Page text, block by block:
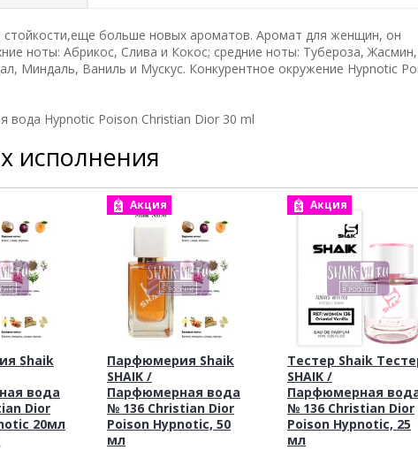
больше новых ароматов. Аромат для женщин, он
ноты: Абрикос, Слива и Кокос; средние ноты: Тубероза,
Миндаль, Ваниль и Мускус. Конкурентное окружение Hypnotic
вода Hypnotic Poison Christian Dior 30 ml
исполнения
Shaik
вода
Dior
20мл
Акция
Парфюмерия Shaik
SHAIK /
Парфюмерная вода
№ 136 Christian Dior
Poison Hypnotic, 50
мл
Акция
Тестер Shaik
SHAIK /
Парфюмерная
№ 136 Christian Dior
Poison Hypnotic, 25
мл